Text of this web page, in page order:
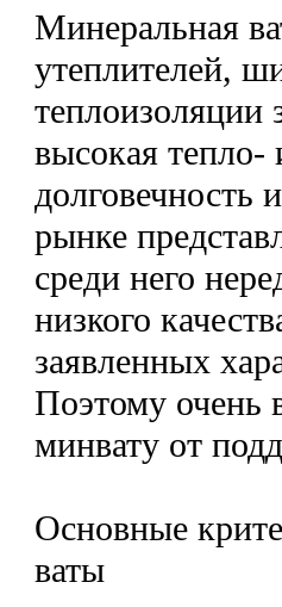
Минеральная
утеплителей,
высокая тепло-
долговечность
рынке
среди него
низкого
заявленных
Поэтому очень
минвату от
Основные
ваты